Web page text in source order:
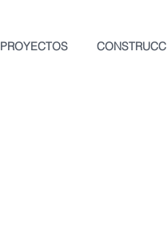
PROYECTOS